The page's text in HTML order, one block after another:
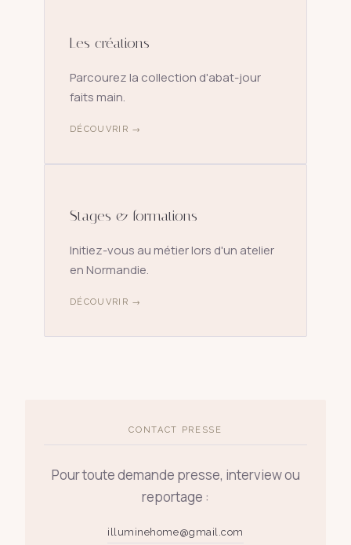
Les créations
Parcourez la collection d'abat-jour
faits main.
DÉCOUVRIR →
Stages & formations
Initiez-vous au métier lors d'un atelier
en Normandie.
DÉCOUVRIR →
CONTACT PRESSE
Pour toute demande presse, interview ou
reportage :
illuminehome@gmail.com